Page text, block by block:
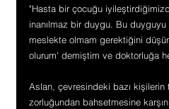
"Hasta bir çocuğu
inanılmaz bir duygu. Bu
meslekte olmam gerektiğini
olurum' demiştim ve doktorluğa
Aslan, çevresindeki bazı kişilerin
zorluğundan bahsetmesine